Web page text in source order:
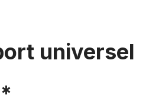
universel